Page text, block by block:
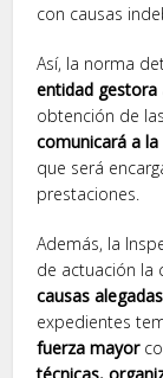
con causas
Así, la norma
entidad gestora
obtención de
comunicará a
que será
prestaciones.
Además, la
de actuación
causas alegadas
expedientes
fuerza mayor